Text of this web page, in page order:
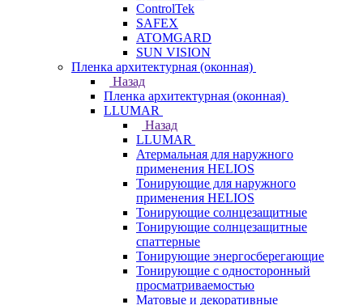
ControlTek
SAFEX
ATOMGARD
SUN VISION
Пленка архитектурная (оконная)
Назад
Пленка архитектурная (оконная)
LLUMAR
Назад
LLUMAR
Атермальная для наружного
применения HELIOS
Тонирующие для наружного
применения HELIOS
Тонирующие солнцезащитные
Тонирующие солнцезащитные
спаттерные
Тонирующие энергосберегающие
Тонирующие с односторонный
просматриваемостью
Матовые и декоративные